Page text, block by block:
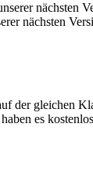
nächsten
nächsten
der gleichen
es